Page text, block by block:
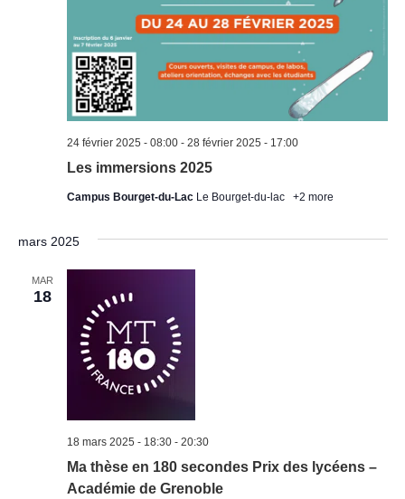
Les immersions 2025
24 février 2025 - 08:00- 28 février 2025 - 17:00
Campus Bourget-du-Lac Le Bourget-du-lac +2 more
mars 2025
MAR
18
Ma thèse en 180 secondes Prix des lycéens –
Académie de Grenoble
18 mars 2025 - 18:30- 20:30